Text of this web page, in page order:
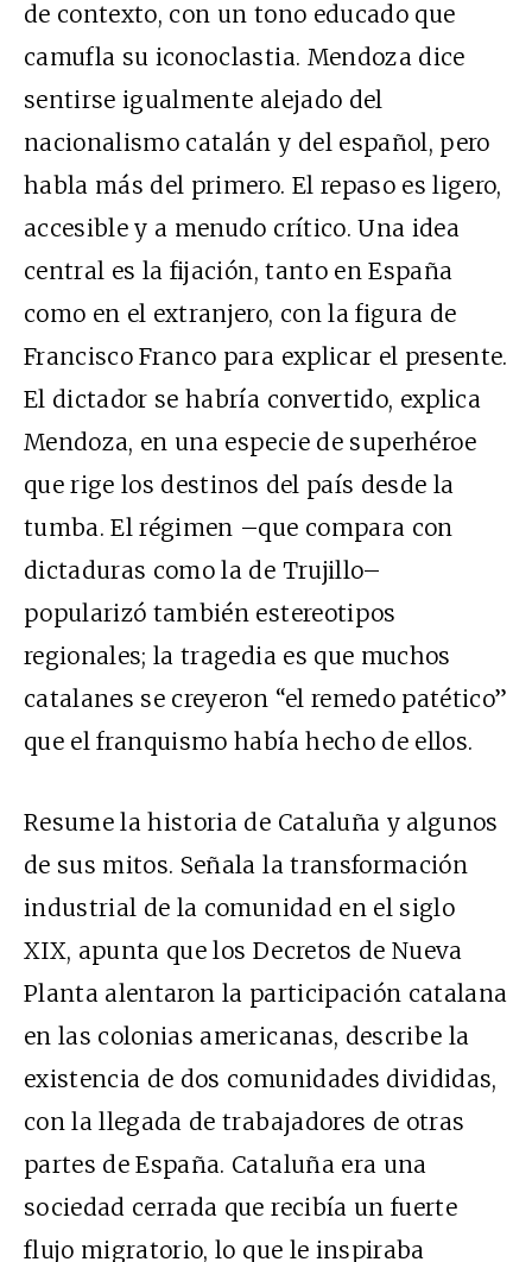
de contexto, con un tono educado que
camufla su iconoclastia. Mendoza dice
sentirse igualmente alejado del
nacionalismo catalán y del español, pero
habla más del primero. El repaso es ligero,
accesible y a menudo crítico. Una idea
central es la fijación, tanto en España
como en el extranjero, con la figura de
Francisco Franco para explicar el presente.
El dictador se habría convertido, explica
Mendoza, en una especie de superhéroe
que rige los destinos del país desde la
tumba. El régimen –que compara con
dictaduras como la de Trujillo–
popularizó también estereotipos
regionales; la tragedia es que muchos
catalanes se creyeron “el remedo patético”
que el franquismo había hecho de ellos.
Resume la historia de Cataluña y algunos
de sus mitos. Señala la transformación
industrial de la comunidad en el siglo
XIX, apunta que los Decretos de Nueva
Planta alentaron la participación catalana
en las colonias americanas, describe la
existencia de dos comunidades divididas,
con la llegada de trabajadores de otras
partes de España. Cataluña era una
sociedad cerrada que recibía un fuerte
flujo migratorio, lo que le inspiraba